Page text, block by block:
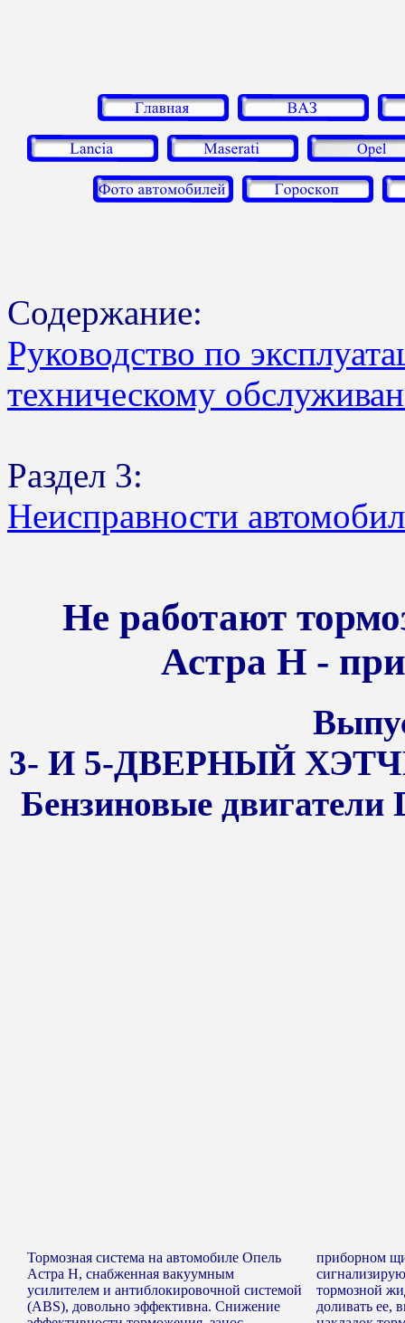
Содержание:
Руководство по
техническому
Раздел 3:
Неисправности
Не работают
Астра Н -
3- И 5-ДВЕРНЫЙ
Бензиновые двигатели
Тормозная система на автомобиле Опель
Астра Н, снабженная вакуумным
усилителем и антиблокировочной системой
(ABS), довольно эффективна. Снижение
приборном
тормозной
доливать ее,